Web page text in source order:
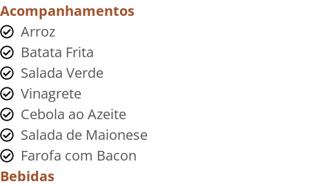
Acompanhamentos
Arroz
Batata Frita
Salada Verde
Vinagrete
Cebola ao Azeite
Salada de Maionese
Farofa com Bacon
Bebidas